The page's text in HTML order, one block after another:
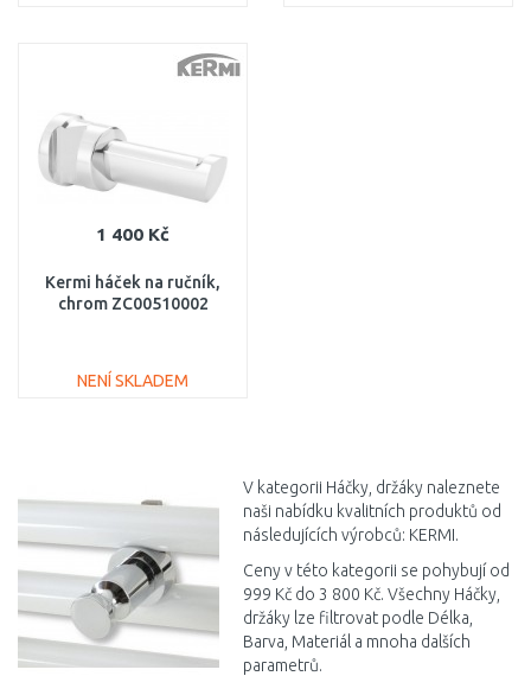
1 400 Kč
Kermi háček na ručník,
chrom ZC00510002
NENÍ SKLADEM
V kategorii Háčky, držáky naleznete
naši nabídku kvalitních produktů od
následujících výrobců: KERMI.
Ceny v této kategorii se pohybují od
999 Kč do 3 800 Kč. Všechny Háčky,
držáky lze filtrovat podle Délka,
Barva, Materiál a mnoha dalších
parametrů.